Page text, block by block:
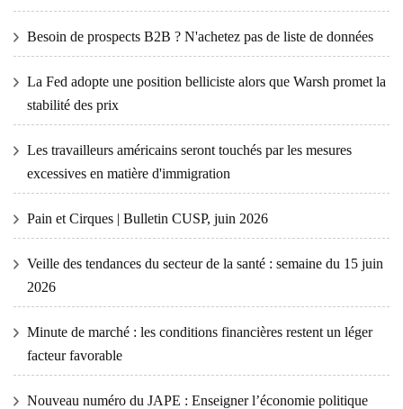
Besoin de prospects B2B ? N'achetez pas de liste de données
La Fed adopte une position belliciste alors que Warsh promet la
stabilité des prix
Les travailleurs américains seront touchés par les mesures
excessives en matière d'immigration
Pain et Cirques | Bulletin CUSP, juin 2026
Veille des tendances du secteur de la santé : semaine du 15 juin
2026
Minute de marché : les conditions financières restent un léger
facteur favorable
Nouveau numéro du JAPE : Enseigner l’économie politique